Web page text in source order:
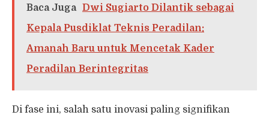
Baca Juga Dwi Sugiarto Dilantik sebagai
Kepala Pusdiklat Teknis Peradilan:
Amanah Baru untuk Mencetak Kader
Peradilan Berintegritas
Di fase ini, salah satu inovasi paling signifikan